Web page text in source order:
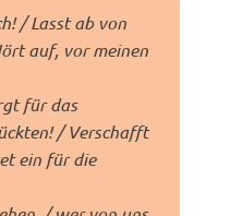
/ Lasst ab von
auf, vor meinen
für das
/ Verschafft
ein für die